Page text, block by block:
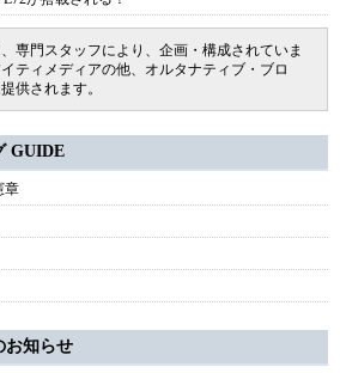
専門スタッフにより、企画・構成されていま
ティメディアの他、オルタナティブ・ブロ
供されます。
GUIDE
章
お知らせ